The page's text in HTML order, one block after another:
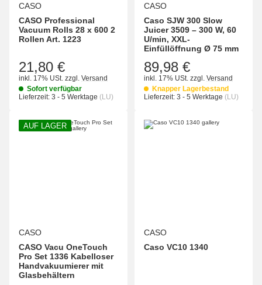
CASO
CASO Professional
Vacuum Rolls 28 x 600 2
Rollen Art. 1223
21,80 €
inkl. 17% USt. zzgl. Versand
Sofort verfügbar
Lieferzeit: 3 - 5 Werktage (LU)
CASO
Caso SJW 300 Slow
Juicer 3509 – 300 W, 60
U/min, XXL-
Einfüllöffnung Ø 75 mm
89,98 €
inkl. 17% USt. zzgl. Versand
Knapper Lagerbestand
Lieferzeit: 3 - 5 Werktage (LU)
AUF LAGER
CASO
CASO Vacu OneTouch
Pro Set 1336 Kabelloser
Handvakuumierer mit
Glasbehältern
CASO
Caso VC10 1340